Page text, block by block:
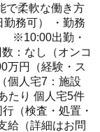
で柔軟な働き方
務可） ・勤務
※10:00出勤・
：なし（オンコ
万円（経験・ス
個人宅7：施設
たり 個人宅5件
（検査・処置・
給（詳細はお問